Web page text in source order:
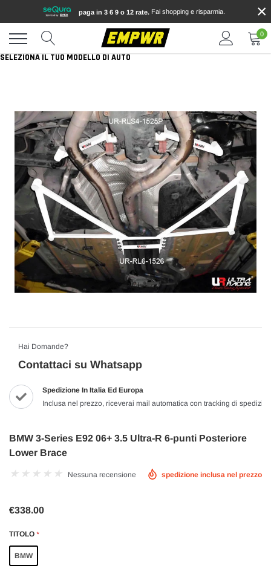
contenuti
paga in 3 6 9 o 12 rate. Fai shopping e risparmia. ×
0
SELEZIONA IL TUO MODELLO DI AUTO
Hai Domande?
Contattaci su Whatsapp
Spedizione In Italia Ed Europa
Inclusa nel prezzo, riceverai mail automatica con tracking di
BMW 3-Series E92 06+ 3.5 Ultra-R 6-punti Posteriore
Lower Brace
Nessuna recensione spedizione inclusa nel prezzo
€338.00
TITOLO *
BMW